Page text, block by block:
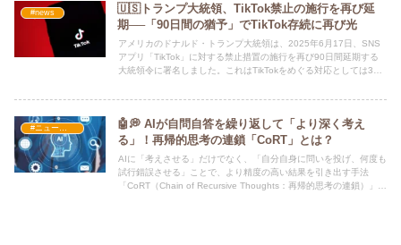
#news
🇺🇸トランプ大統領、TikTok禁止の施行を再び延
期──「90日間の猶予」でTikTok存続に再び光
アメリカのドナルド・トランプ大統領は、2025年6月17日、SNS
アプリ「TikTok」に対する禁止措置の施行を再び90日間延期する
大統領令に署名しました。これはTikTokをめぐる対応としては3度
#ニュース・社会・コラム
🤖💭 AIが自問自答を繰り返して「より深く考え
る」！再帰的思考の連鎖「CoRT」とは？
AIに「考えさせる」だけでなく、「自分自身に問いを投げ、何度も
試行錯誤させる」ことで、より精度の高い結果を引き出す手法
「CoRT（Chain of Recursive Thoughts：再帰的思考の連鎖）」が